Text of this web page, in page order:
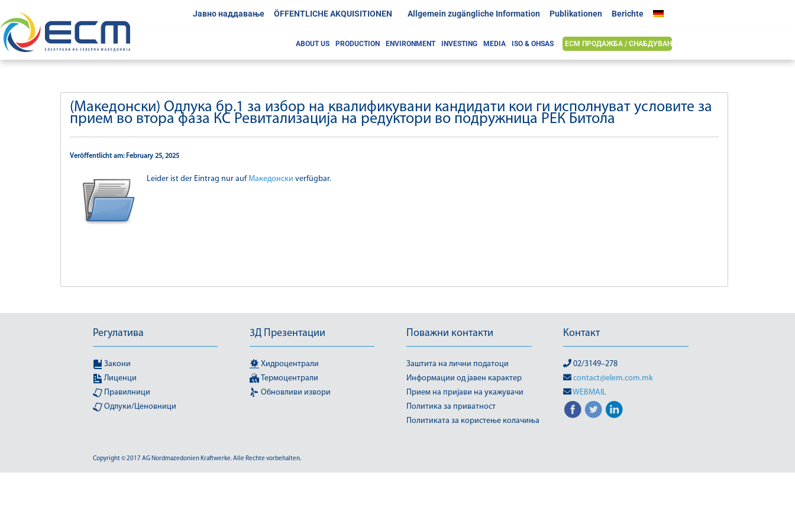
Јавно наддавање ÖFFENTLICHE AKQUISITIONEN Allgemein zugängliche Information Publikationen Berichte
ABOUT US PRODUCTION ENVIRONMENT INVESTING MEDIA ISO & OHSAS ЕСМ ПРОДАЖБА / СНАБДУВАЊЕ
(Македонски) Одлука бр.1 за избор на квалификувани кандидати кои ги исполнуват условите за
прием во втора фаза КС Ревитализација на редуктори во подружница РЕК Битола
Veröffentlicht am: February 25, 2025
Leider ist der Eintrag nur auf Македонски verfügbar.
Регулатива
Закони
Лиценци
Правилници
Одлуки/Ценовници
3Д Презентации
Хидроцентрали
Термоцентрали
Обновливи извори
Поважни контакти
Заштита на лични податоци
Информации од јавен карактер
Прием на пријави на укажувачи
Политика за приватност
Политиката за користење колачиња
Контакт
02/3149–278
contact@elem.com.mk
WEBMAIL
Copyright © 2017 AG Nordmazedonien Kraftwerke. Alle Rechte vorbehalten.